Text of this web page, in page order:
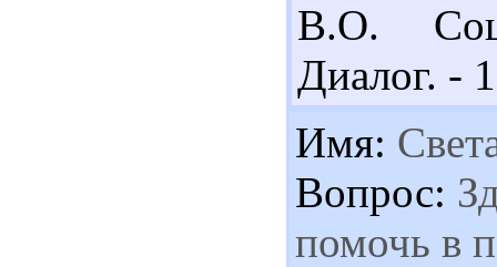
В.О.
Диалог. -
Имя:
Вопрос:
помочь в